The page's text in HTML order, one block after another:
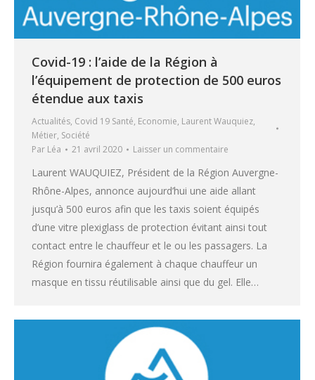
Covid-19 : l’aide de la Région à
l’équipement de protection de 500 euros
étendue aux taxis
Actualités, Covid 19 Santé, Economie, Laurent Wauquiez,
Métier, Société
Par Léa 21 avril 2020 Laisser un commentaire
Laurent WAUQUIEZ, Président de la Région Auvergne-
Rhône-Alpes, annonce aujourd’hui une aide allant
jusqu’à 500 euros afin que les taxis soient équipés
d’une vitre plexiglass de protection évitant ainsi tout
contact entre le chauffeur et le ou les passagers. La
Région fournira également à chaque chauffeur un
masque en tissu réutilisable ainsi que du gel. Elle…